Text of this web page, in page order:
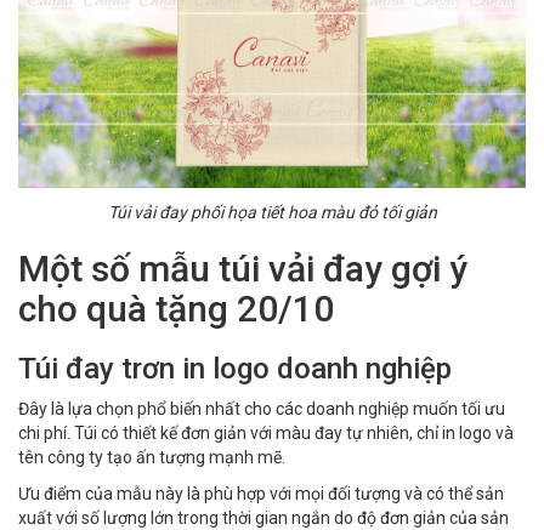
Túi vải đay phối họa tiết hoa màu đỏ tối giản
Một số mẫu túi vải đay gợi ý
cho quà tặng 20/10
Túi đay trơn in logo doanh nghiệp
Đây là lựa chọn phổ biến nhất cho các doanh nghiệp muốn tối ưu
chi phí. Túi có thiết kế đơn giản với màu đay tự nhiên, chỉ in logo và
tên công ty tạo ấn tượng mạnh mẽ.
Ưu điểm của mẫu này là phù hợp với mọi đối tượng và có thể sản
xuất với số lượng lớn trong thời gian ngắn do độ đơn giản của sản